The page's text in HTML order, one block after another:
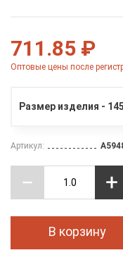
711.85 ₽
Оптовые цены после
Размер изделия -
Артикул:
В корзину